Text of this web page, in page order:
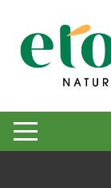
contenu